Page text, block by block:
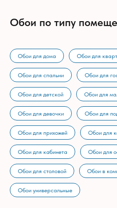
Обои по типу
Обои для дома Обои для
Обои для спальни Обои для
Обои для детской Обои для
Обои для девочки Обои для
Обои для прихожей Обои для
Обои для кабинета Обои для
Обои для столовой Обои в
Обои универсальные